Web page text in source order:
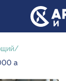
а